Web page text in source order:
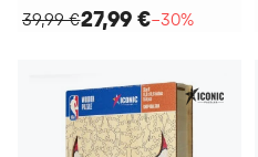
39,99 €27,99 €−30%